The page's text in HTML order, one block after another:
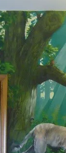
На
$7,7 Млрд